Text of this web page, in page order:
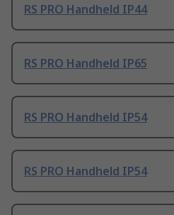
RS PRO Handheld IP44
RS PRO Handheld IP65
RS PRO Handheld IP54
RS PRO Handheld IP54